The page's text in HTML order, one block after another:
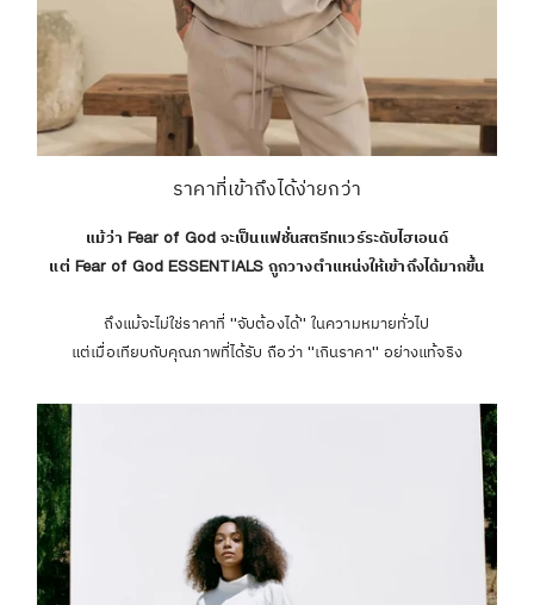
ราคาที่เข้าถึงได้ง่ายกว่า
แม้ว่า Fear of God จะเป็นแฟชั่นสตรีทแวร์ระดับไฮเอนด์
แต่ Fear of God ESSENTIALS ถูกวางตำแหน่งให้เข้าถึงได้มากขึ้น
ถึงแม้จะไม่ใช่ราคาที่ "จับต้องได้" ในความหมายทั่วไป
แต่เมื่อเทียบกับคุณภาพที่ได้รับ ถือว่า "เกินราคา" อย่างแท้จริง